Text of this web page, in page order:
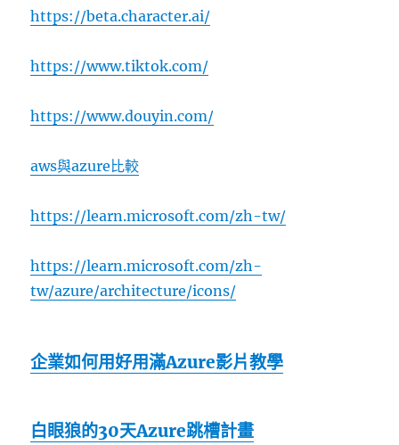
https://beta.character.ai/
https://www.tiktok.com/
https://www.douyin.com/
aws與azure比較
https://learn.microsoft.com/zh-tw/
https://learn.microsoft.com/zh-
tw/azure/architecture/icons/
企業如何用好用滿Azure影片教學
白眼狼的30天Azure跳槽計畫